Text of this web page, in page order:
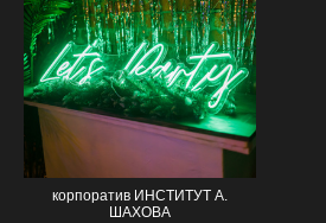
корпоратив ИНСТИТУТ А.
ШАХОВА